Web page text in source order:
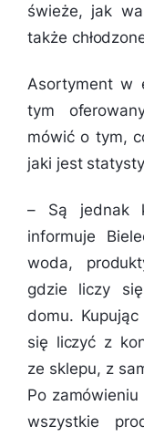
świeże, jak
także
Asortyment w
tym
mówić o tym,
jaki jest
– Są jednak
informuje
woda,
gdzie liczy
domu.
się liczyć z
ze sklepu, z
Po
wszystkie